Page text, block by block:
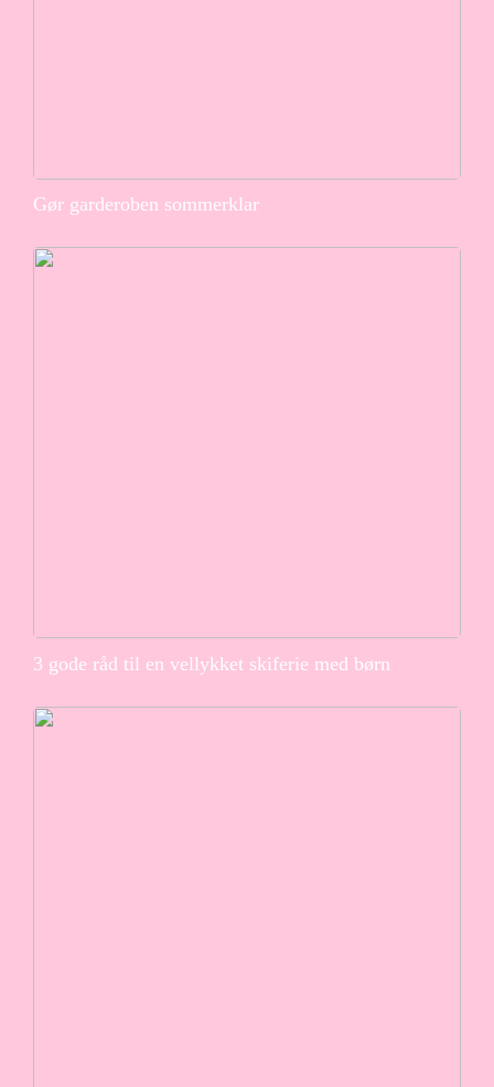
Gør garderoben sommerklar
3 gode råd til en vellykket skiferie med børn